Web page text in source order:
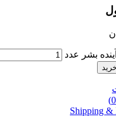
بشر عدد
Shipping &